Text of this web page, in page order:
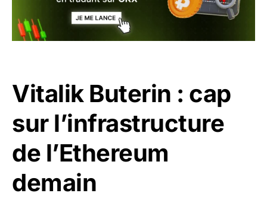
Vitalik Buterin : cap
sur l’infrastructure
de l’Ethereum
demain